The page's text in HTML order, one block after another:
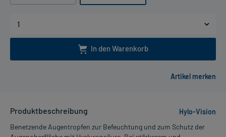
In den Warenkorb
Produktbeschreibung
Hylo-Vision
Benetzende Augentropfen zur Befeuchtung und zum Schutz der